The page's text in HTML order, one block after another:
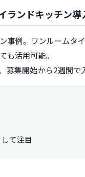
ンドキッチン導
事例。ワンルームタ
活用可能。
集開始から2週間で
て注目